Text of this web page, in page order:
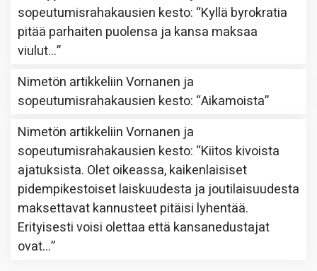
sopeutumisrahakausien kesto: “Kyllä byrokratia
pitää parhaiten puolensa ja kansa maksaa
viulut…”
Nimetön artikkeliinVornanen ja
sopeutumisrahakausien kesto: “Aikamoista”
Nimetön artikkeliinVornanen ja
sopeutumisrahakausien kesto: “Kiitos kivoista
ajatuksista. Olet oikeassa, kaikenlaisiset
pidempikestoiset laiskuudesta ja joutilaisuudesta
maksettavat kannusteet pitäisi lyhentää.
Erityisesti voisi olettaa että kansanedustajat
ovat…”